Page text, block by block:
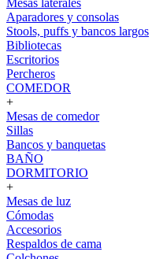
Mesas laterales
Aparadores y consolas
Stools, puffs y bancos largos
Bibliotecas
Escritorios
Percheros
COMEDOR
+
Mesas de comedor
Sillas
Bancos y banquetas
BAÑO
DORMITORIO
+
Mesas de luz
Cómodas
Accesorios
Respaldos de cama